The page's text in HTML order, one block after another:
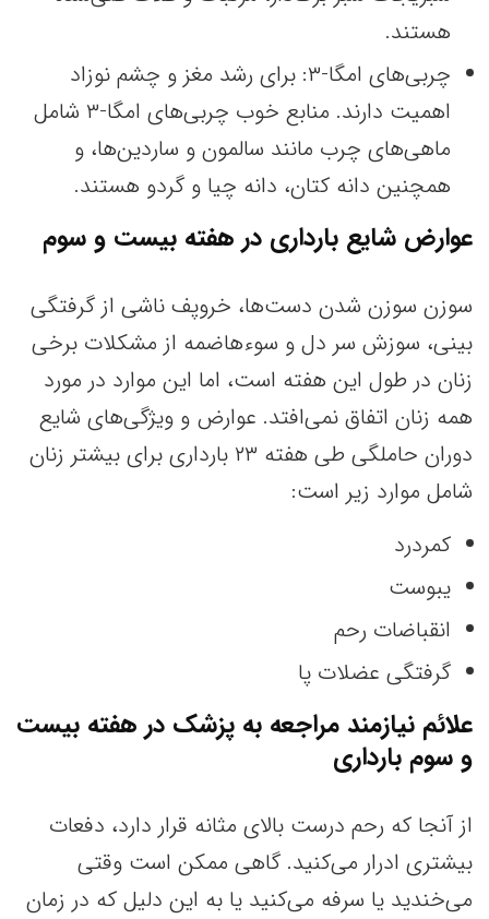
هستند.
چربی‌های امگا-۳: برای رشد مغز و چشم نوزاد
اهمیت دارند. منابع خوب چربی‌های امگا-۳ شامل
ماهی‌های چرب مانند سالمون و ساردین‌ها، و
همچنین دانه کتان، دانه چیا و گردو هستند.
عوارض شایع بارداری در هفته بیست و سوم
سوزن سوزن شدن دست‌ها، خروپف ناشی از گرفتگی
بینی، سوزش سر دل و سوء‌هاضمه از مشکلات برخی
زنان در طول این هفته است، اما این موارد در مورد
همه زنان اتفاق نمی‌افتد. عوارض و ویژگی‌های شایع
دوران حاملگی طی هفته ۲۳ بارداری برای بیشتر زنان
شامل موارد زیر است:
کمردرد
یبوست
انقباضات رحم
گرفتگی عضلات پا
علائم نیازمند مراجعه به پزشک در هفته بیست
و سوم بارداری
از آنجا که رحم درست بالای مثانه قرار دارد، دفعات
بیشتری ادرار می‌کنید. گاهی ممکن است وقتی
می‌خندید یا سرفه می‌کنید یا به این دلیل که در زمان